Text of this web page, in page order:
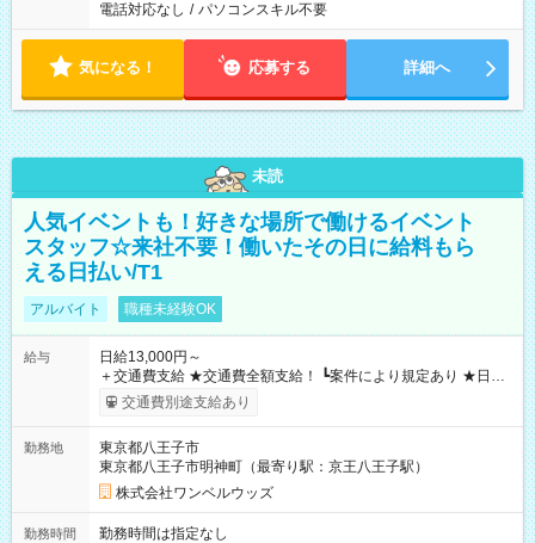
電話対応なし / パソコンスキル不要
気になる！ 応募する 詳細へ
未読
人気イベントも！好きな場所で働けるイベント
スタッフ☆来社不要！働いたその日に給料もら
える日払い/T1
アルバイト 職種未経験OK
給与
日給13,000円～
＋交通費支給 ★交通費全額支給！ ┗案件により規定あり ★日払
いOK！（規定あり） ┗働いたその日に現金GET♪ お仕事後はコ
ンビニATMから 日払い分を引き落とせます！ 【試用期間】試
交通費別途支給あり
勤務地
東京都八王子市
東京都八王子市明神町（最寄り駅：京王八王子駅）
株式会社ワンベルウッズ
勤務時間
勤務時間は指定なし